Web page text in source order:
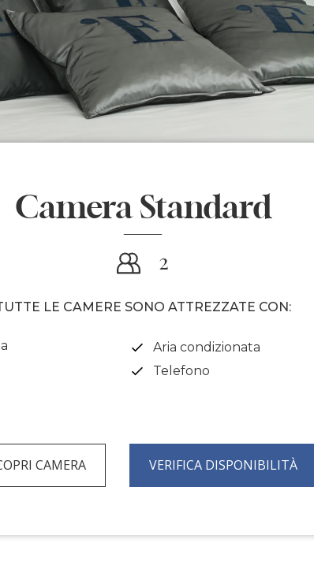
Camera Standard
2
LE CAMERE SONO ATTREZZATE CON:
Aria condizionata
Telefono
CAMERA VERIFICA DISPONIBILITÀ